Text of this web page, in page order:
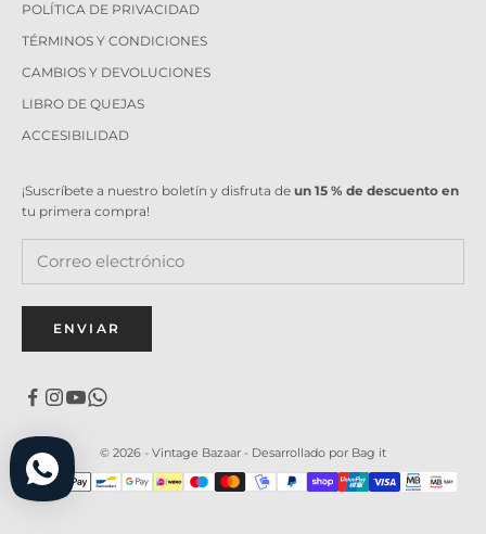
POLÍTICA DE PRIVACIDAD
TÉRMINOS Y CONDICIONES
CAMBIOS Y DEVOLUCIONES
LIBRO DE QUEJAS
ACCESIBILIDAD
¡Suscríbete a nuestro boletín y disfruta de un 15 % de descuento en
tu primera compra!
ENVIAR
© 2026 - Vintage Bazaar - Desarrollado por Bag it